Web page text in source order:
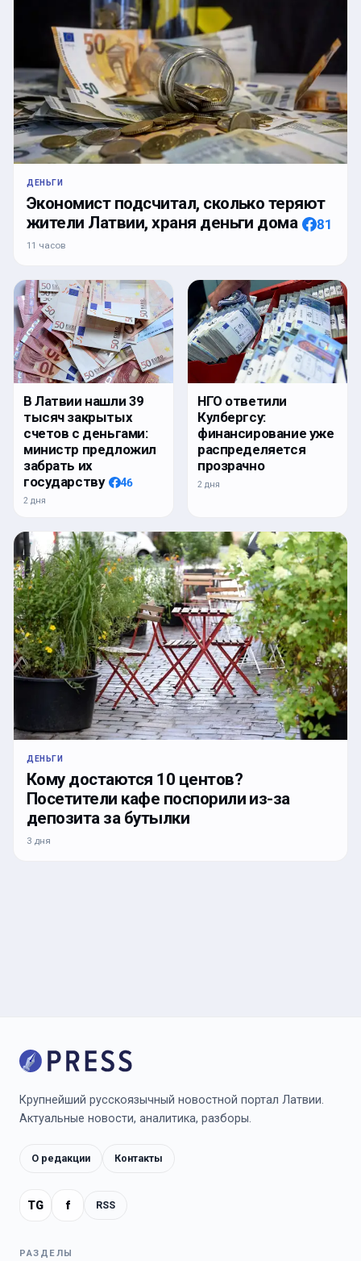
ДЕНЬГИ
Экономист подсчитал, сколько теряют
жители Латвии, храня деньги дома
81
11 часов
В Латвии нашли 39
тысяч закрытых
счетов с деньгами:
министр предложил
забрать их
государству
46
2 дня
НГО ответили
Кулбергсу:
финансирование уже
распределяется
прозрачно
2 дня
ДЕНЬГИ
Кому достаются 10 центов?
Посетители кафе поспорили из-за
депозита за бутылки
3 дня
Крупнейший русскоязычный новостной портал Латвии.
Актуальные новости, аналитика, разборы.
О редакции Контакты
TG f RSS
РАЗДЕЛЫ